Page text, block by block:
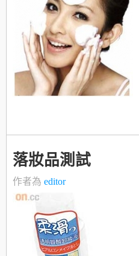
落妝品測試
作者為 editor